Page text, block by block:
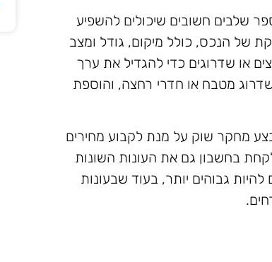
שלבים חשובים שיכולים להשפיע
של הנכס, כולל מיקום, גודל ומצב
או שדרוגים כדי להגדיל את ערך
מטבח או חדרי רחצה, והוספת
מחקר שוק על מנת לקבוע מחירים
בחשבון גם את העונות השונות
גבוהים יותר, בעוד שבעונות